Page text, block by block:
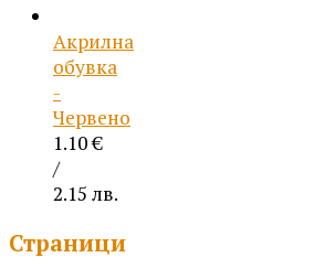
Акрилна
обувка
-
Червено
1.10€
/
2.15 лв.
Страници